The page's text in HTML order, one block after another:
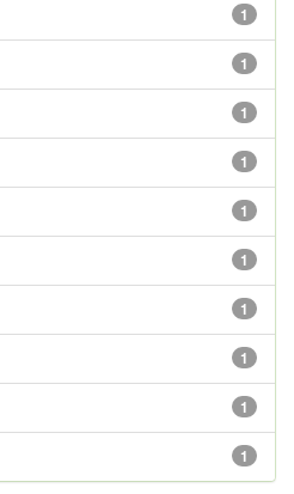
1
1
1
1
1
1
1
1
1
1